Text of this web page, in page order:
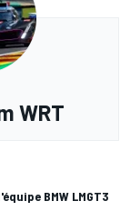
WRT
BMW LMGT3